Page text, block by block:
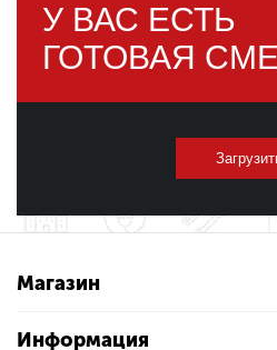
У ВАС ЕСТЬ
ГОТОВАЯ
Магазин
Информация